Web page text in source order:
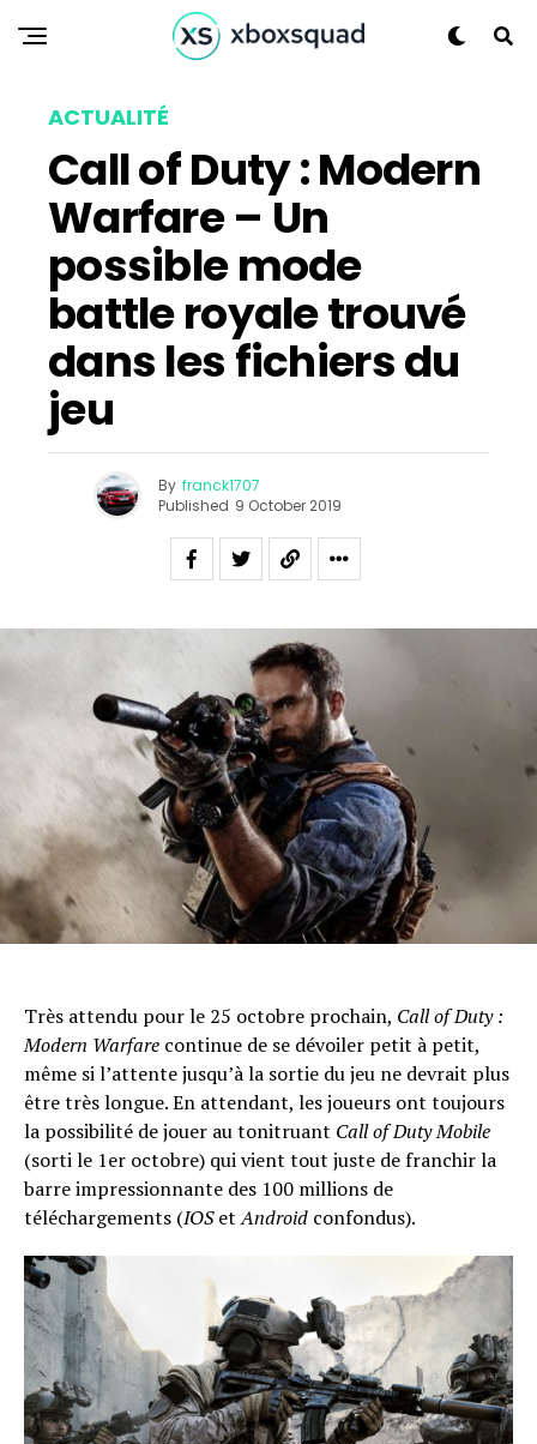
ACTUALITÉ
Call of Duty : Modern
Warfare – Un
possible mode
battle royale trouvé
dans les fichiers du
jeu
By franck1707
Published 9 October 2019
Très attendu pour le 25 octobre prochain, Call of Duty :
Modern Warfare continue de se dévoiler petit à petit,
même si l’attente jusqu’à la sortie du jeu ne devrait plus
être très longue. En attendant, les joueurs ont toujours
la possibilité de jouer au tonitruant Call of Duty Mobile
(sorti le 1er octobre) qui vient tout juste de franchir la
barre impressionnante des 100 millions de
téléchargements (IOSetAndroid confondus).
Flipboard
Reddit
Email